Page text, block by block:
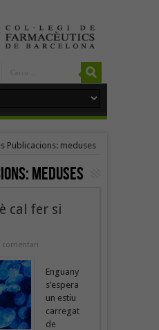
Publicacions: meduses
meduses
cal fer si
comentari
Enguany
s’espera
un estiu
carregat
de